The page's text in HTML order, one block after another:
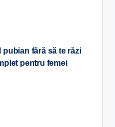
fără să te răzi
pentru femei